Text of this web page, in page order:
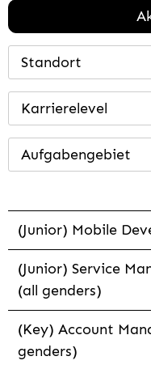
Standort
Karrierelevel
Aufgabengebiet
(Junior) Mobile
(Junior) Service
(all genders)
(Key) Account
genders)